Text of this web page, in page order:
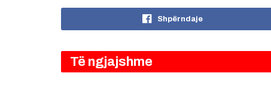
Shpërndaje
Të ngjajshme